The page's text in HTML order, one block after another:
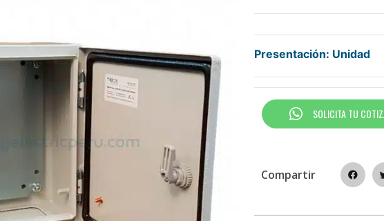
Presentación: Unidad
SOLICITA TU
Compartir